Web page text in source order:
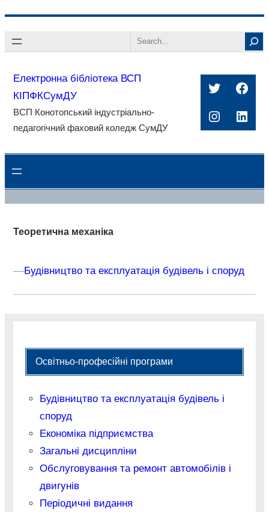
до
Search
Електронна бібліотека ВСП
КІПФКСумДУ
ВСП Конотопський індустріально-
педагогічний фаховий коледж СумДУ
Twitter
Теоретична механіка
––Будівництво та експлуатація будівель і споруд
Освітньо-професійні програми
Будівництво та експлуатація будівель і
споруд
Економіка підприємства
Загальні дисципліни
Обслуговування та ремонт автомобілів і
двигунів
Періодичні видання